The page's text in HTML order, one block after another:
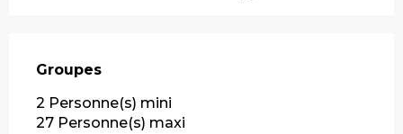
Groupes
Groupes
2 Personne(s) mini
27 Personne(s) maxi